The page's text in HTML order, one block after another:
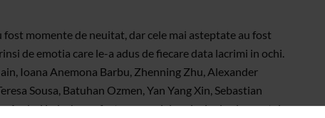
momente de neuitat, dar cele mai asteptate au fost
de emotia care le-a adus de fiecare data lacrimi in ochi.
Ioana Anemona Barbu, Zhenning Zhu, Alexander
Sousa, Batuhan Ozmen, Yan Yang Xin, Sebastian
Andrei Lulache au fost personajele principale ale acestei